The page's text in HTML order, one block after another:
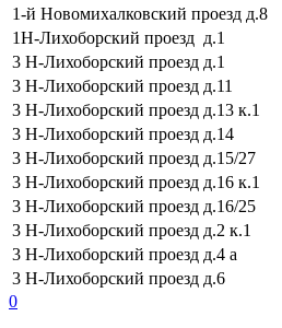
1-й Новомихалковский проезд д.8
1Н-Лихоборский проезд д.1
3 Н-Лихоборский проезд д.1
3 Н-Лихоборский проезд д.11
3 Н-Лихоборский проезд д.13 к.1
3 Н-Лихоборский проезд д.14
3 Н-Лихоборский проезд д.15/27
3 Н-Лихоборский проезд д.16 к.1
3 Н-Лихоборский проезд д.16/25
3 Н-Лихоборский проезд д.2 к.1
3 Н-Лихоборский проезд д.4 а
3 Н-Лихоборский проезд д.6
0